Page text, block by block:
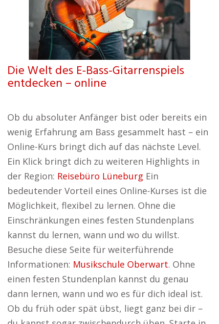
Die Welt des E-Bass-Gitarrenspiels
entdecken – online
Ob du absoluter Anfänger bist oder bereits ein
wenig Erfahrung am Bass gesammelt hast – ein
Online-Kurs bringt dich auf das nächste Level.
Ein Klick bringt dich zu weiteren Highlights in
der Region: Reisebüro Lüneburg Ein
bedeutender Vorteil eines Online-Kurses ist die
Möglichkeit, flexibel zu lernen. Ohne die
Einschränkungen eines festen Stundenplans
kannst du lernen, wann und wo du willst.
Besuche diese Seite für weiterführende
Informationen: Musikschule Oberwart. Ohne
einen festen Stundenplan kannst du genau
dann lernen, wann und wo es für dich ideal ist.
Ob du früh oder spät übst, liegt ganz bei dir –